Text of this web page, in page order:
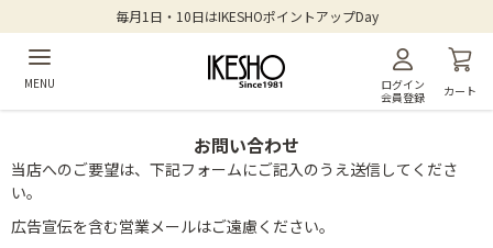
毎月1日・10日はIKESHOポイントアップDay
MENU
ログイン
会員登録
カート
お問い合わせ
当店へのご要望は、下記フォームにご記入のうえ送信してくださ
い。
広告宣伝を含む営業メールはご遠慮ください。